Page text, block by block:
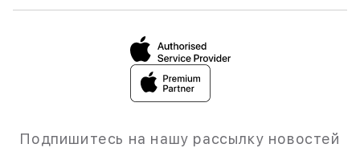
Подпишитесь на нашу рассылку новостей